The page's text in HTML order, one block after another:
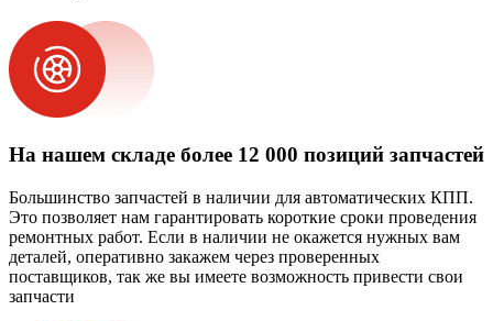
На нашем складе более 12 000 позиций запчастей
Большинство запчастей в наличии для автоматических КПП.
Это позволяет нам гарантировать короткие сроки проведения
ремонтных работ. Если в наличии не окажется нужных вам
деталей, оперативно закажем через проверенных
поставщиков, так же вы имеете возможность привести свои
запчасти